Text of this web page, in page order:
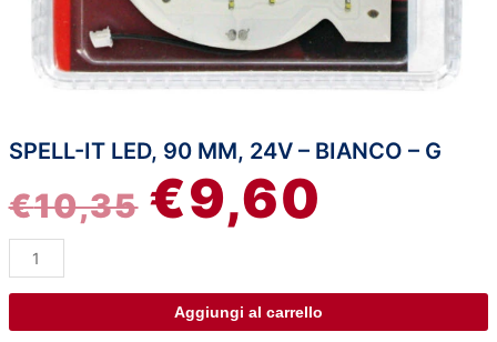
SPELL-IT LED, 90 MM, 24V – BIANCO – G
€10,35
IL
PREZZO
ERA:
€9,60
IL
È:
Spell-
Led,
mm,
24V
Bianco
Aggiungi al carrello